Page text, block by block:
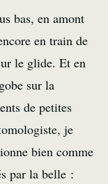
bas, en amont
en train de
le glide. Et en
sur la
de petites
je
bien comme
par la belle :